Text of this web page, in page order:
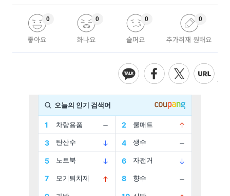
좋아요
0
화나요
0
슬퍼요
0
추가취재 원해요
0